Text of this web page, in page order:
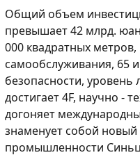
Общий объем
превышает 42 млрд.
000 квадратных
самообслуживания, 65
безопасности, уровень
достигает 4F, научно -
догоняет
знаменует собой
промышленности